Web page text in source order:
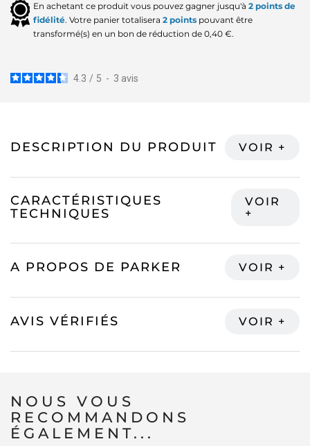
En achetant ce produit vous pouvez gagner jusqu'à 2 points de
fidélité. Votre panier totalisera 2 points pouvant être
transformé(s) en un bon de réduction de 0,40 €.
4.3 / 5 - 3 avis
DESCRIPTION DU PRODUIT
CARACTÉRISTIQUES
TECHNIQUES
A PROPOS DE PARKER
AVIS VÉRIFIÉS
NOUS VOUS
RECOMMANDONS
ÉGALEMENT...